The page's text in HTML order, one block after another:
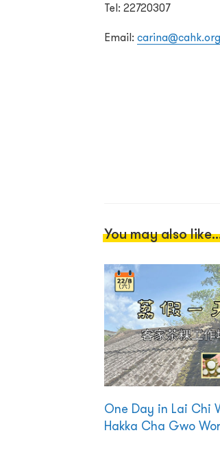
Tel: 22720307
Email:
You may also
One Day in Lai Chi
Hakka Cha Gwo